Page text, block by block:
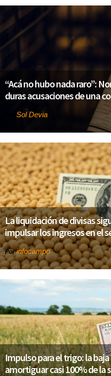
“Acá no hubo nada raro”:
duras acusaciones de una
Sol Devia
La liquidación de divisas
impulsar los ingresos en el
Porinfocampo
Impulso para el trigo: la
amortiguar casi 100% de la